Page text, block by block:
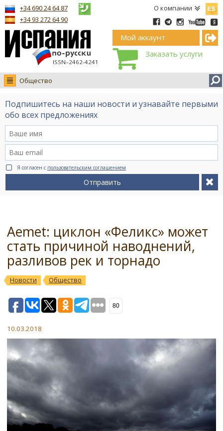
О компании
ISSN–2462-4241
+34 690 24 64 87
+34 93 272 64 90
Мой аккаунт
Заказать услуги
Общество
Новости
Интервью
Видео Ruso.TV
BCN life
Сервис на немецком
Подпишитесь на наши новости и узнавайте первыми
обо всех предложениях
Я согласен с пользовательским соглашением
Отправить
Aemet: циклон «Феликс» может
стать причиной наводнений,
разливов рек и торнадо
Новости Общество
80
10.03.2018